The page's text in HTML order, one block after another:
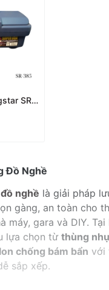
SR-
Đồ Nghề
nghề là giải pháp
gàng, an toàn cho
máy, gara và DIY. Tại
lựa chọn từ thùng
chống bám bẩn với
sắp xếp.